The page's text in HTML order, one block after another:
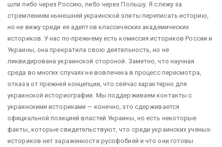
шли либо через Россию, либо через Польшу. Я слежу за
стремлением нынешней украинской элиты переписать историю,
но не вижу среди ее адептов классических академических
историков. У нас по-прежнему есть комиссия историков России и
Украины, она прекратила свою деятельность, но не
ликвидирована украинской стороной. Заметно, что научная
среда во многих случаях не вовлечена в процесс пересмотра,
отказа от прежней концепции, что сейчас характерно для
украинской историографии. Мы поддерживаем контакты с
украинскими историками — конечно, это сдерживается
официальной позицией властей Украины, но есть некоторые
факты, которые свидетельствуют, что среди украинских ученых-
историков нет зараженности русофобией и что они готовы